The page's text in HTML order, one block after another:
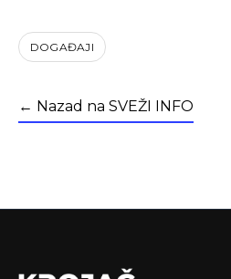
DOGAĐAJI
← Nazad na SVEŽI INFO